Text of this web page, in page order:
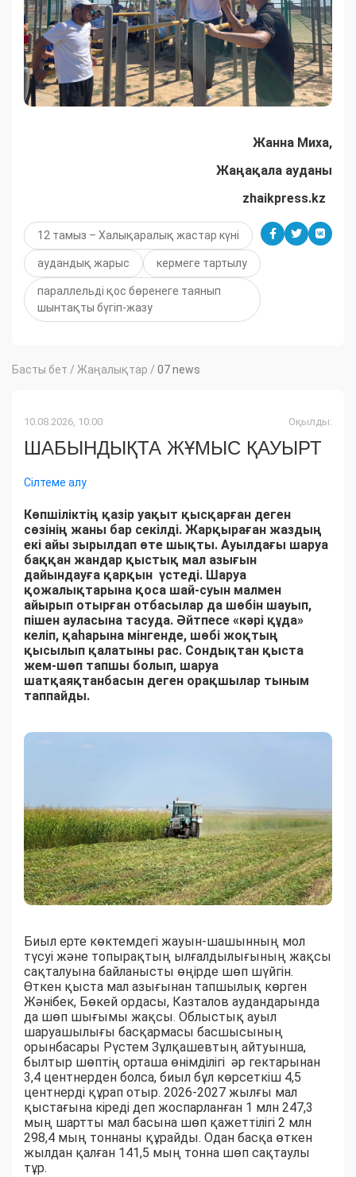
Жанна Миха,
Жаңақала ауданы
zhaikpress.kz
12 тамыз – Халықаралық жастар күні
аудандық жарыс кермеге тартылу
параллельді қос бөренеге таянып
шынтақты бүгіп-жазу
Басты бет / Жаңалықтар / 07 news
10.08.2026, 10:00 Оқылды:
ШАБЫНДЫҚТА ЖҰМЫС ҚАУЫРТ
Сілтеме алу
Көпшіліктің қазір уақыт қысқарған деген
сөзінің жаны бар секілді. Жарқыраған жаздың
екі айы зырылдап өте шықты. Ауылдағы шаруа
баққан жандар қыстық мал азығын
дайындауға қарқын үстеді. Шаруа
қожалықтарына қоса шай-суын малмен
айырып отырған отбасылар да шөбін шауып,
пішен ауласына тасуда. Әйтпесе «кәрі құда»
келіп, қаһарына мінгенде, шөбі жоқтың
қысылып қалатыны рас. Сондықтан қыста
жем-шөп тапшы болып, шаруа
шатқаяқтанбасын деген орақшылар тыным
таппайды.
Биыл ерте көктемдегі жауын-шашынның мол
түсуі және топырақтың ылғалдылығының жақсы
сақталуына байланысты өңірде шөп шүйгін.
Өткен қыста мал азығынан тапшылық көрген
Жәнібек, Бөкей ордасы, Казталов аудандарында
да шөп шығымы жақсы. Облыстық ауыл
шаруашылығы басқармасы басшысының
орынбасары Рүстем Зұлқашевтың айтуынша,
былтыр шөптің орташа өнімділігі әр гектарынан
3,4 центнерден болса, биыл бұл көрсеткіш 4,5
центнерді құрап отыр. 2026-2027 жылғы мал
қыстағына кіреді деп жоспарланған 1 млн 247,3
мың шартты мал басына шөп қажеттілігі 2 млн
298,4 мың тоннаны құрайды. Одан басқа өткен
жылдан қалған 141,5 мың тонна шөп сақтаулы
тұр.